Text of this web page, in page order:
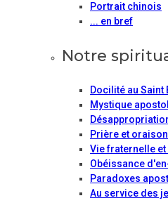
Portrait chinois
... en bref
Notre
Docilité au Saint
Mystique
Prière et
Vie fraternelle
Obéissance
Paradoxes
Au service des